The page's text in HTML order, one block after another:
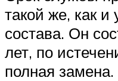
такой же, как
состава. Он
лет, по
полная замена.